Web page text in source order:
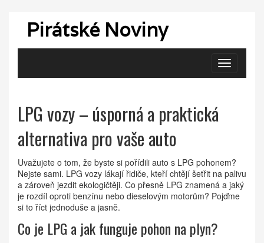
Pirátské Noviny
Zobrazit
navigaci
LPG vozy – úsporná a praktická
alternativa pro vaše auto
Uvažujete o tom, že byste si pořídili auto s LPG pohonem?
Nejste sami. LPG vozy lákají řidiče, kteří chtějí šetřit na palivu
a zároveň jezdit ekologičtěji. Co přesně LPG znamená a jaký
je rozdíl oproti benzínu nebo dieselovým motorům? Pojďme
si to říct jednoduše a jasně.
Co je LPG a jak funguje pohon na plyn?